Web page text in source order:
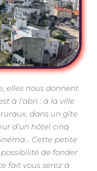
elles nous donnent
à l’abri : à la ville
dans un gîte
d’un hôtel cinq
Cette petite
de fonder
fait vous serez à